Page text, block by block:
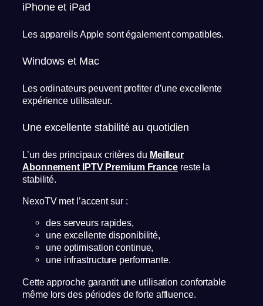
iPhone et iPad
Les appareils Apple sont également compatibles.
Windows et Mac
Les ordinateurs peuvent profiter d’une excellente
expérience utilisateur.
Une excellente stabilité au quotidien
L’un des principaux critères du Meilleur
Abonnement IPTV Premium France reste la
stabilité.
NexoTV met l’accent sur :
des serveurs rapides,
une excellente disponibilité,
une optimisation continue,
une infrastructure performante.
Cette approche garantit une utilisation confortable
même lors des périodes de forte affluence.